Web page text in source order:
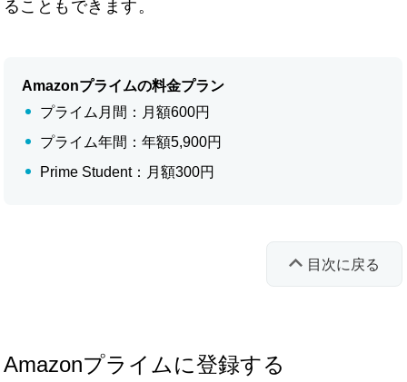
ることもできます。
Amazonプライムの料金プラン
プライム月間：月額600円
プライム年間：年額5,900円
Prime Student：月額300円
目次に戻る
Amazonプライムに登録する